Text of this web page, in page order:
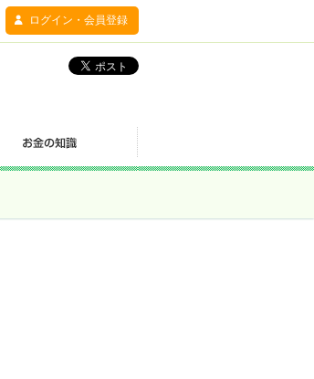
ログイン・会員登録